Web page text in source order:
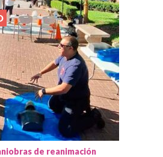
de reanimación